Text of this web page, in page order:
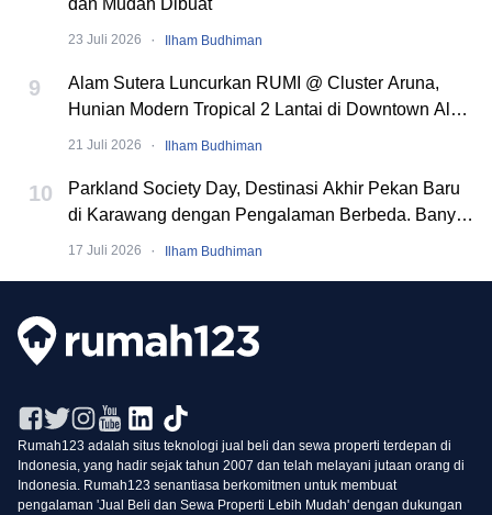
23 Juli 2026 · Ilham Budhiman
9
Alam Sutera Luncurkan RUMI @ Cluster Aruna,
Hunian Modern Tropical 2 Lantai di Downtown Alam
Sutera
21 Juli 2026 · Ilham Budhiman
10
Parkland Society Day, Destinasi Akhir Pekan Baru
di Karawang dengan Pengalaman Berbeda. Banyak
Event Seru!
17 Juli 2026 · Ilham Budhiman
Rumah123 adalah situs teknologi jual beli dan sewa properti terdepan di
Indonesia, yang hadir sejak tahun 2007 dan telah melayani jutaan orang di
Indonesia. Rumah123 senantiasa berkomitmen untuk membuat
pengalaman 'Jual Beli dan Sewa Properti Lebih Mudah' dengan dukungan